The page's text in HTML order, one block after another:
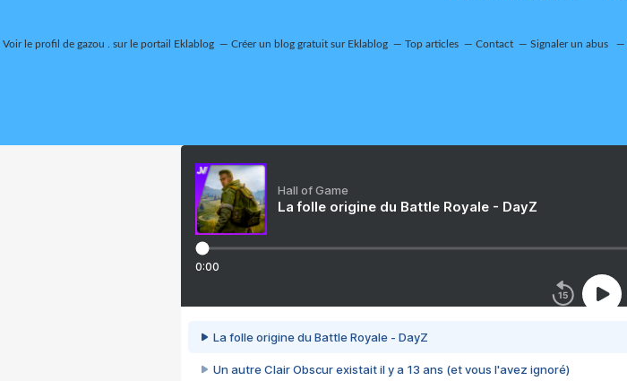
Voir le profil de gazou . sur le portail Eklablog Créer un blog gratuit sur Eklablog Top articles Contact Signaler un abus
Hall of Game
La folle origine du Battle Royale - DayZ
0:00
La folle origine du Battle Royale - DayZ
Un autre Clair Obscur existait il y a 13 ans (et vous l'avez ignoré)